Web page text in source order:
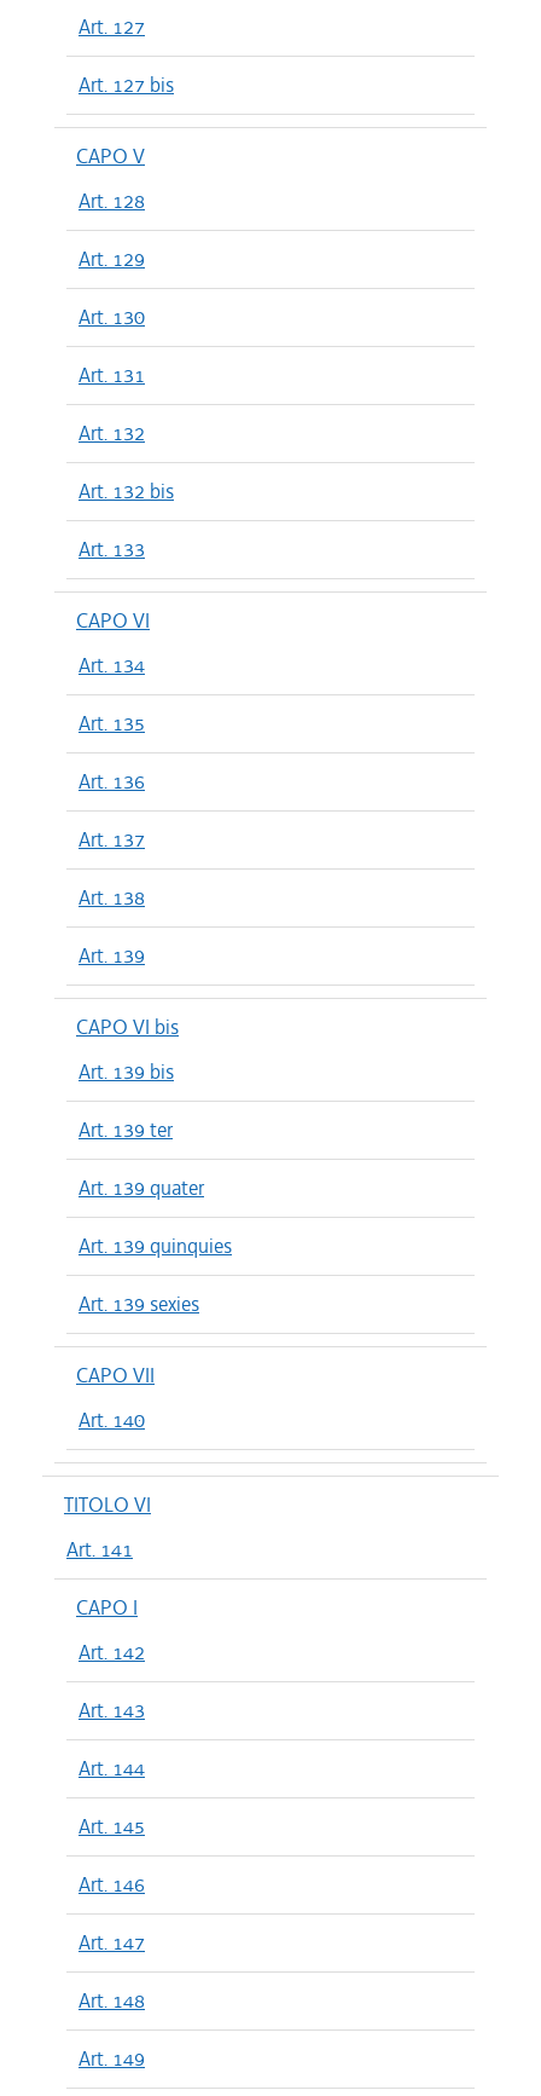
Art. 127
Art. 127 bis
CAPO V
Art. 128
Art. 129
Art. 130
Art. 131
Art. 132
Art. 132 bis
Art. 133
CAPO VI
Art. 134
Art. 135
Art. 136
Art. 137
Art. 138
Art. 139
CAPO VI bis
Art. 139 bis
Art. 139 ter
Art. 139 quater
Art. 139 quinquies
Art. 139 sexies
CAPO VII
Art. 140
TITOLO VI
Art. 141
CAPO I
Art. 142
Art. 143
Art. 144
Art. 145
Art. 146
Art. 147
Art. 148
Art. 149